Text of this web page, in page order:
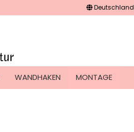
Deutschland
WANDHAKEN MONTAGE